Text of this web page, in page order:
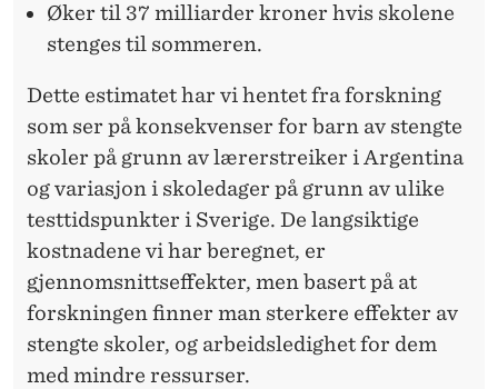
Øker til 37 milliarder kroner hvis skolene
stenges til sommeren.
Dette estimatet har vi hentet fra forskning
som ser på konsekvenser for barn av stengte
skoler på grunn av lærerstreiker i Argentina
og variasjon i skoledager på grunn av ulike
testtidspunkter i Sverige. De langsiktige
kostnadene vi har beregnet, er
gjennomsnittseffekter, men basert på at
forskningen finner man sterkere effekter av
stengte skoler, og arbeidsledighet for dem
med mindre ressurser.